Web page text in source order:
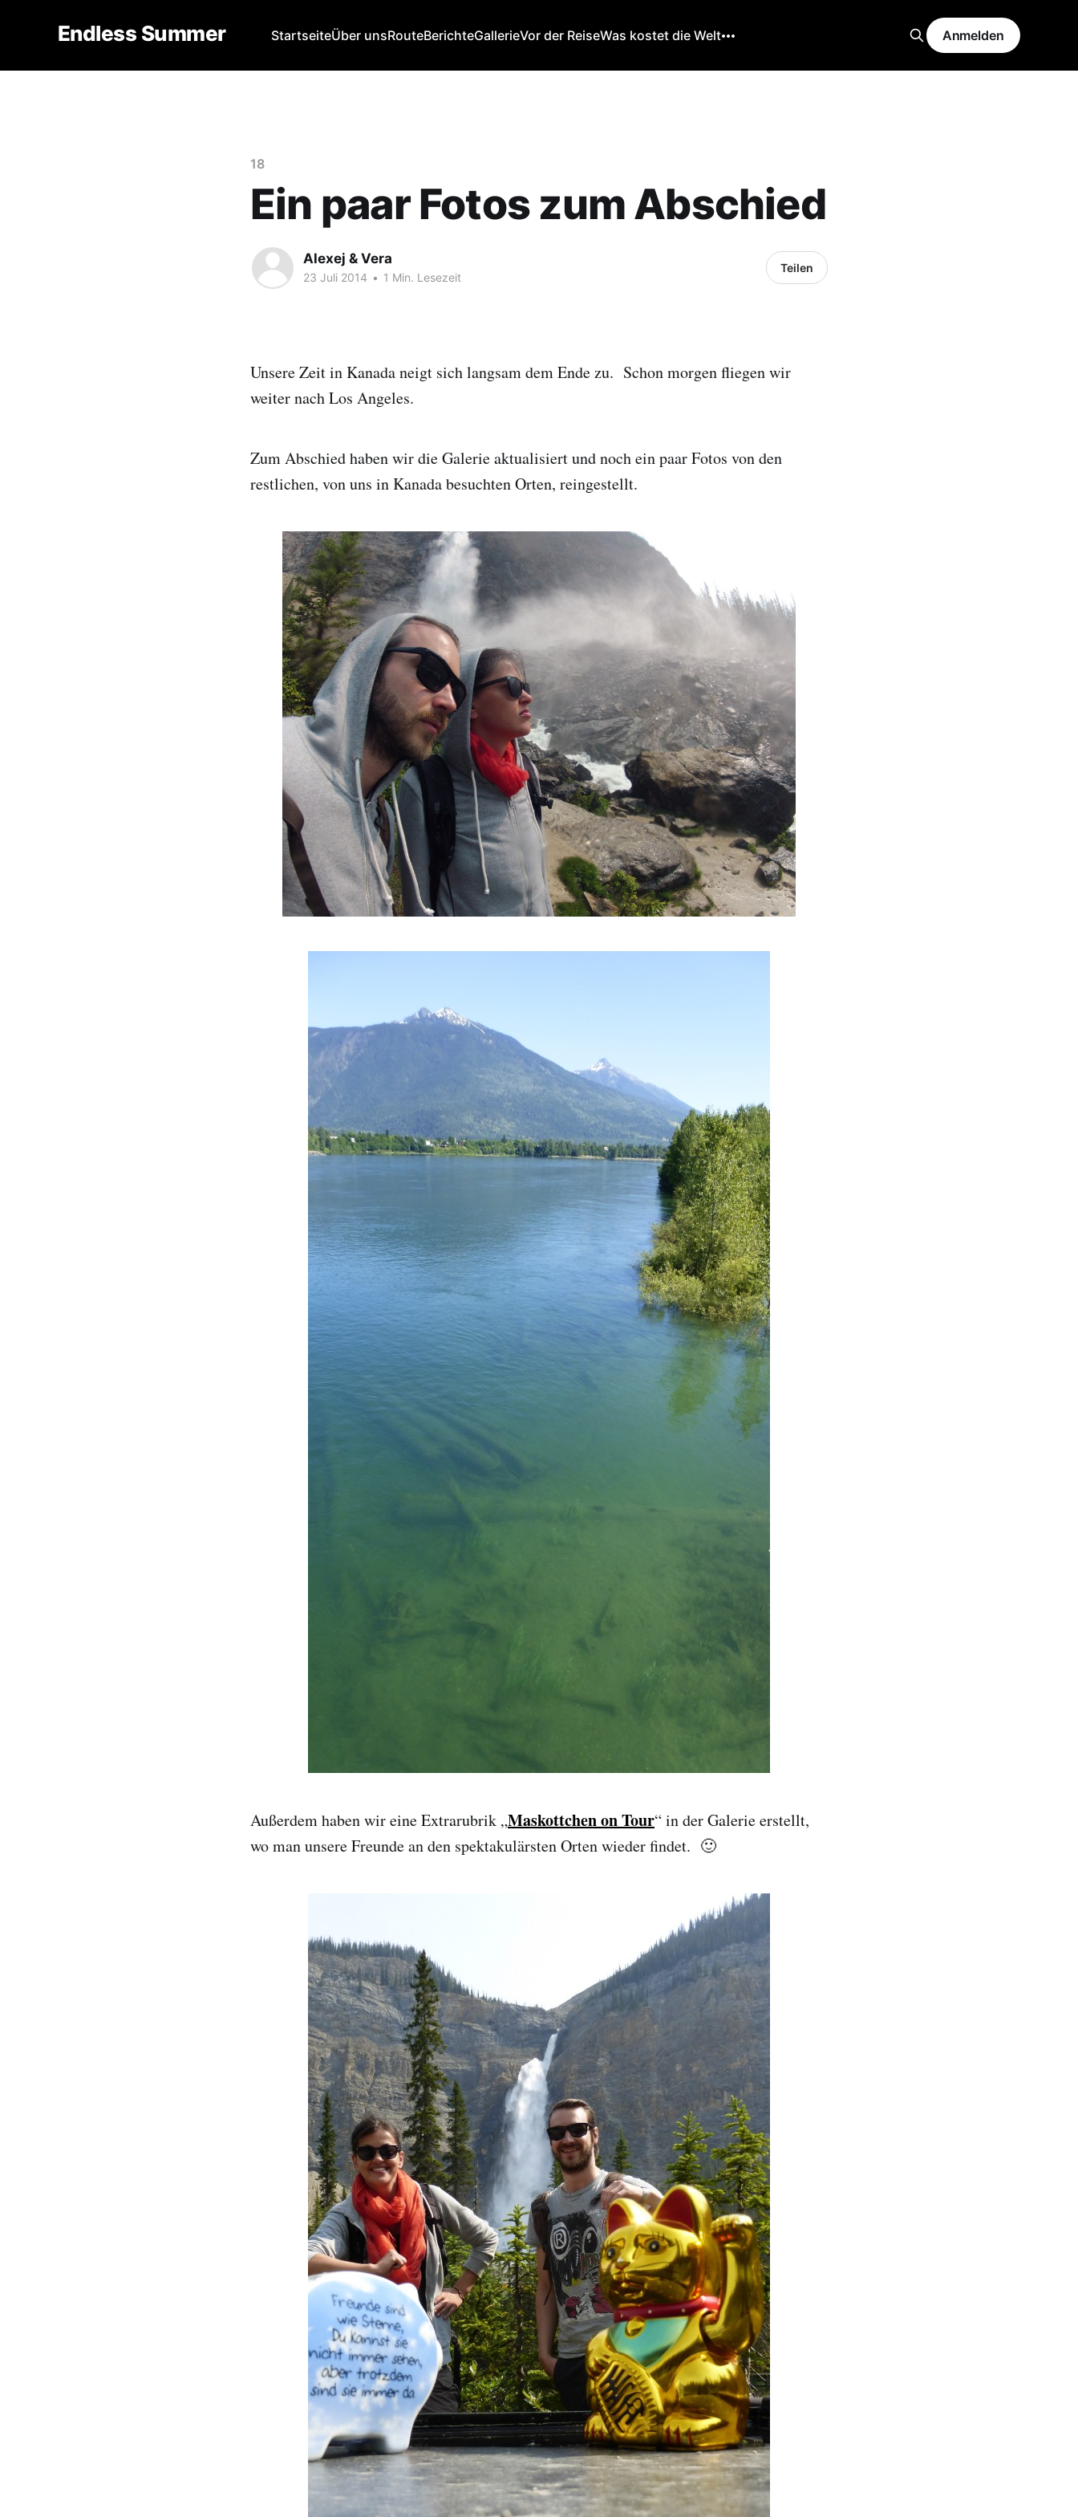
Endless Summer StartseiteÜber unsRouteBerichteGallerieVor der ReiseWas kostet die Welt Anmelden
18
Ein paar Fotos zum Abschied
Alexej & Vera
23 Juli 2014 • 1 Min. Lesezeit
Teilen
Unsere Zeit in Kanada neigt sich langsam dem Ende zu. Schon morgen fliegen wir
weiter nach Los Angeles.
Zum Abschied haben wir die Galerie aktualisiert und noch ein paar Fotos von den
restlichen, von uns in Kanada besuchten Orten, reingestellt.
Außerdem haben wir eine Extrarubrik „Maskottchen on Tour“ in der Galerie erstellt,
wo man unsere Freunde an den spektakulärsten Orten wieder findet. 🙂